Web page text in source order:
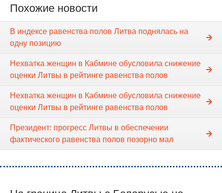
Похожие новости
В индексе равенства полов Литва поднялась на
одну позицию
Нехватка женщин в Кабмине обусловила снижение
оценки Литвы в рейтинге равенства полов
Нехватка женщин в Кабмине обусловила снижение
оценки Литвы в рейтинге равенства полов
Президент: прогресс Литвы в обеспечении
фактического равенства полов позорно мал